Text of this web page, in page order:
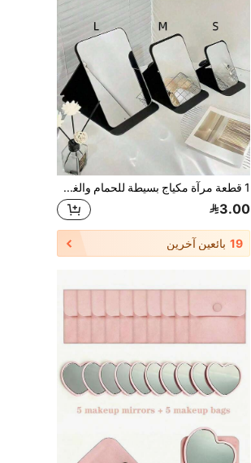
1 قطعة مرآة مكياج بسيطة للحمام والغرفة، مرآة سكن الطلاب للعودة إلى المدرسة، مرآة طاولة تجميل محمولة، مرآة قائمة، مرآة مكياج محمولة باليد، مرآة طاولة قابلة للتعديل، مرآة تجميل سكن الطلاب، ديكور المنزل، ديكور الحمام والغرفة، إكسسوارات تخزين المكياج الصيفي للحمام
3.00
19 بائعين آخرين